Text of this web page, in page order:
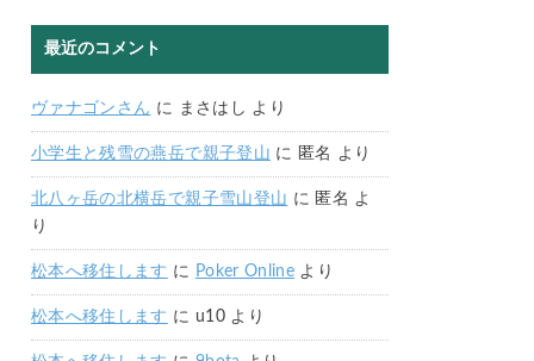
最近のコメント
ヴァナゴンさん に まさはし より
小学生と残雪の燕岳で親子登山 に 匿名 より
北八ヶ岳の北横岳で親子雪山登山 に 匿名 よ
り
松本へ移住します に Poker Online より
松本へ移住します に u10より